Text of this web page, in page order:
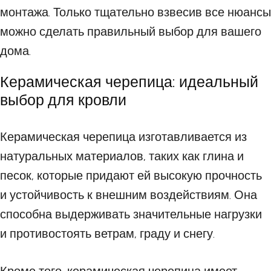
монтажа. Только тщательно взвесив все нюансы
можно сделать правильный выбор для вашего
дома.
Керамическая черепица: идеальный
выбор для кровли
Керамическая черепица изготавливается из
натуральных материалов, таких как глина и
песок, которые придают ей высокую прочность
и устойчивость к внешним воздействиям. Она
способна выдерживать значительные нагрузки
и противостоять ветрам, граду и снегу.